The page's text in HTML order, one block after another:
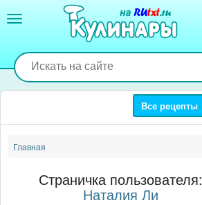
содержанию
Все рецепты
Главная
Страничка пользователя:
Наталия Ли